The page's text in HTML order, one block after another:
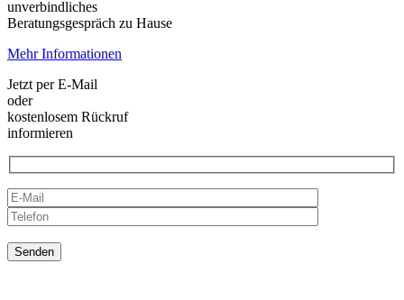
unverbindliches
Beratungsgespräch zu Hause
Mehr Informationen
Jetzt per E-Mail
oder
kostenlosem Rückruf
informieren